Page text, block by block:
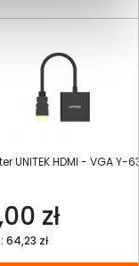
UNITEK HDMI - VGA Y-
zł
zł